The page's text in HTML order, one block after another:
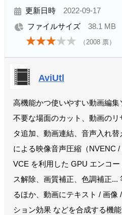
更新日時 2022-09-17
ファイルサイズ 38.1 MB
（2008 票）
AviUtl
高機能かつ使いやすい動画編集
不要な場面のカット、動画の
タ追加、動画連結、音声入れ替
による映像音声圧縮（NVENC
VCE を利用した GPU エンコ
ス解除、画質補正、色調補正...
るほか、動画にテキスト / 画像
ション効果 などを合成する機能